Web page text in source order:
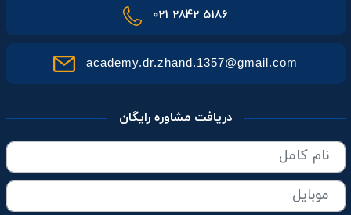
021 2842 5186
academy.dr.zhand.1357@gmail.com
دریافت مشاوره رایگان